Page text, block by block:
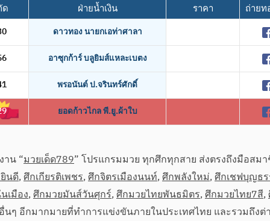
ฝ่ายน้ำเงิน ราคา ถ่าย
ดาวทอง นายกเอท่าศาลา
อาซุกก้าร์ บลูยิมส์แหละเบตง
พรอนันต์ ป.จรินทร์ศักดิ์
ยอดก้าวไกล พี.ยู.ผ้าใบ
าน “มวยเด็ด789” โปรแกรมมวย ทุกศึกทุกสาย ส่งตรงถึงมือสม
นดี,ศึกเกียรติเพชร,ศึกจิตรเมืองนนท์,ศึกพลังใหม่,ศึกเชฟบุญธ
เมือง,ศึกมวยมันส์วันศุกร์,ศึกมวยไทยพันธมิตร,ศึกมวยไทย7สี,
ๆ อีกมากมายที่ทำการแข่งขันภายในประเทศไทย และรวมถึงต่